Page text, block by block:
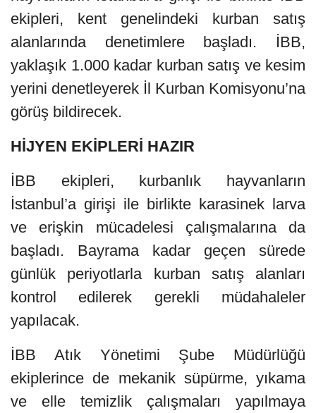
ekipleri, kent genelindeki kurban satış
alanlarında denetimlere başladı. İBB,
yaklaşık 1.000 kadar kurban satış ve kesim
yerini denetleyerek İl Kurban Komisyonu’na
görüş bildirecek.
HİJYEN EKİPLERİ HAZIR
İBB ekipleri, kurbanlık hayvanların
İstanbul’a girişi ile birlikte karasinek larva
ve erişkin mücadelesi çalışmalarına da
başladı. Bayrama kadar geçen sürede
günlük periyotlarla kurban satış alanları
kontrol edilerek gerekli müdahaleler
yapılacak.
İBB Atık Yönetimi Şube Müdürlüğü
ekiplerince de mekanik süpürme, yıkama
ve elle temizlik çalışmaları yapılmaya